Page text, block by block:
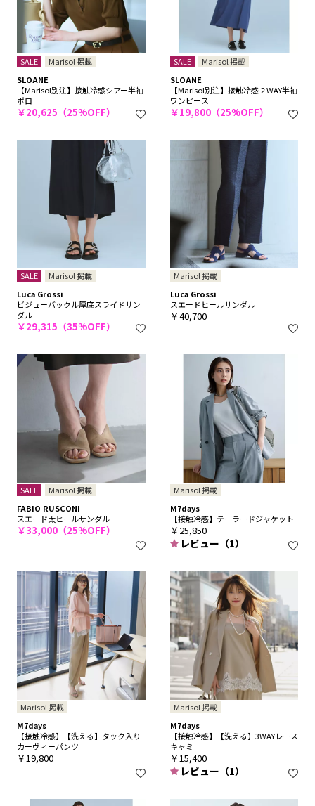
SALE
Marisol 掲載
SLOANE
【Marisol別注】接触冷感シアー半袖
ポロ
￥20,625（25%OFF）
SALE
Marisol 掲載
SLOANE
【Marisol別注】接触冷感２WAY半袖
ワンピース
￥19,800（25%OFF）
SALE
Marisol 掲載
Luca Grossi
ビジューバックル厚底スライドサン
ダル
￥29,315（35%OFF）
Marisol 掲載
Luca Grossi
スエードヒールサンダル
￥40,700
SALE
Marisol 掲載
FABIO RUSCONI
スエード太ヒールサンダル
￥33,000（25%OFF）
Marisol 掲載
M7days
【接触冷感】テーラードジャケット
￥25,850
レビュー（1）
Marisol 掲載
M7days
【接触冷感】【洗える】タック入り
カーヴィーパンツ
￥19,800
Marisol 掲載
M7days
【接触冷感】【洗える】3WAYレース
キャミ
￥15,400
レビュー（1）